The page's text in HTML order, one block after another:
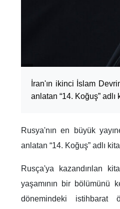
İran'ın ikinci İslam
anlatan “14. Koğuş” adlı
Rusya'nın en büyük
anlatan “14. Koğuş” adlı
Rusça'ya kazandırılan
yaşamının bir bölümünü
dönemindeki istihbarat